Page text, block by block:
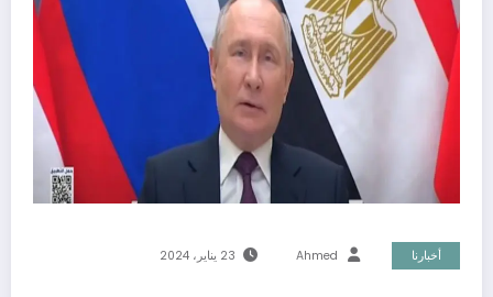
أخبارنا Ahmed 23 يناير، 2024